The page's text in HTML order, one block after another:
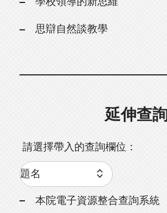
思辯自然談教學
延伸查詢
請選擇帶入的查詢欄位：
本院電子資源整合查詢系統